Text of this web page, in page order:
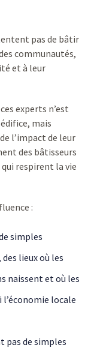
pas de bâtir
communautés,
et à leur
experts n’est
mais
l’impact de leur
des bâtisseurs
qui respirent la vie
:
simples
lieux où les
naissent et où les
locale
pas de simples